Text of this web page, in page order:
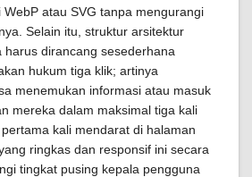
atau SVG tanpa mengurangi
Selain itu, struktur arsitektur
harus dirancang sesederhana
hukum tiga klik; artinya
menemukan informasi atau masuk
mereka dalam maksimal tiga kali
kali mendarat di halaman
ringkas dan responsif ini secara
tingkat pusing kepala pengguna